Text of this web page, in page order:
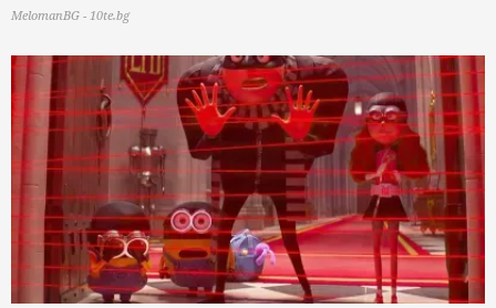
MelomanBG - 10te.bg